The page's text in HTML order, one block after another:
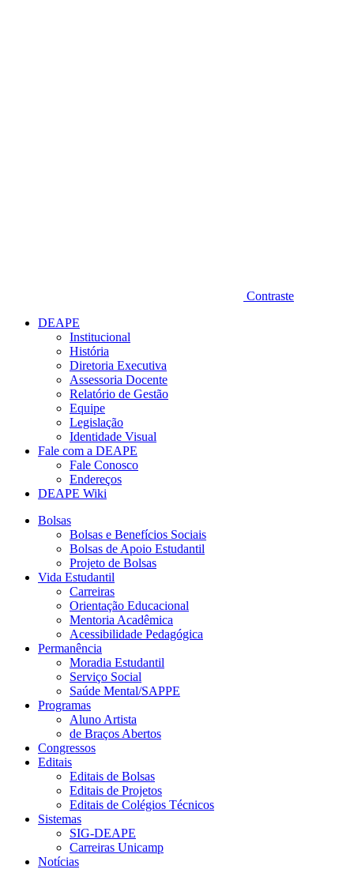
Contraste
DEAPE
Institucional
História
Diretoria Executiva
Assessoria Docente
Relatório de Gestão
Equipe
Legislação
Identidade Visual
Fale com a DEAPE
Fale Conosco
Endereços
DEAPE Wiki
Bolsas
Bolsas e Benefícios Sociais
Bolsas de Apoio Estudantil
Projeto de Bolsas
Vida Estudantil
Carreiras
Orientação Educacional
Mentoria Acadêmica
Acessibilidade Pedagógica
Permanência
Moradia Estudantil
Serviço Social
Saúde Mental/SAPPE
Programas
Aluno Artista
de Braços Abertos
Congressos
Editais
Editais de Bolsas
Editais de Projetos
Editais de Colégios Técnicos
Sistemas
SIG-DEAPE
Carreiras Unicamp
Notícias